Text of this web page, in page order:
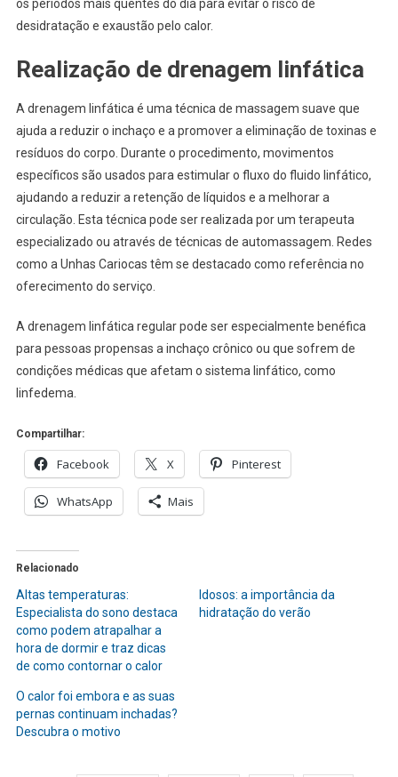
os períodos mais quentes do dia para evitar o risco de
desidratação e exaustão pelo calor.
Realização de drenagem linfática
A drenagem linfática é uma técnica de massagem suave que
ajuda a reduzir o inchaço e a promover a eliminação de toxinas e
resíduos do corpo. Durante o procedimento, movimentos
específicos são usados para estimular o fluxo do fluido linfático,
ajudando a reduzir a retenção de líquidos e a melhorar a
circulação. Esta técnica pode ser realizada por um terapeuta
especializado ou através de técnicas de automassagem. Redes
como a Unhas Cariocas têm se destacado como referência no
oferecimento do serviço.
A drenagem linfática regular pode ser especialmente benéfica
para pessoas propensas a inchaço crônico ou que sofrem de
condições médicas que afetam o sistema linfático, como
linfedema.
Compartilhar:
Facebook X Pinterest
WhatsApp Mais
Relacionado
Altas temperaturas:
Especialista do sono destaca
como podem atrapalhar a
hora de dormir e traz dicas
de como contornar o calor
Idosos: a importância da
hidratação do verão
O calor foi embora e as suas
pernas continuam inchadas?
Descubra o motivo